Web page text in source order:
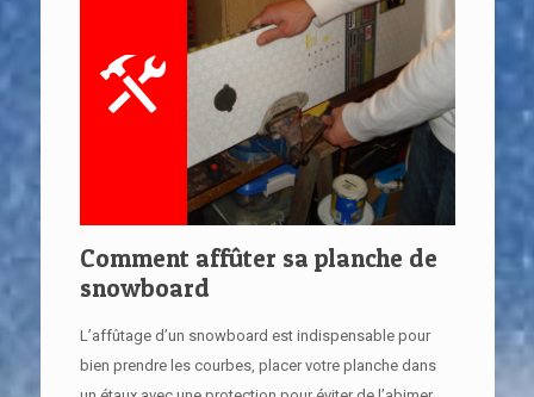
Comment affûter sa planche de
snowboard
L’affûtage d’un snowboard est indispensable pour
bien prendre les courbes, placer votre planche dans